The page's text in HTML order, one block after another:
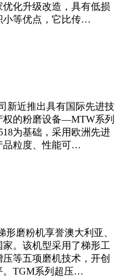
化升级改造，具有低损
小等优点，它比传…
新近推出具有国际先进技
权的粉磨设备—MTW系列
为基础，采用欧洲先进
品粒度、性能可…
磨粉机享誉澳大利亚、
。该机型采用了梯形工
等五项磨机技术，开创
。TGM系列超压…